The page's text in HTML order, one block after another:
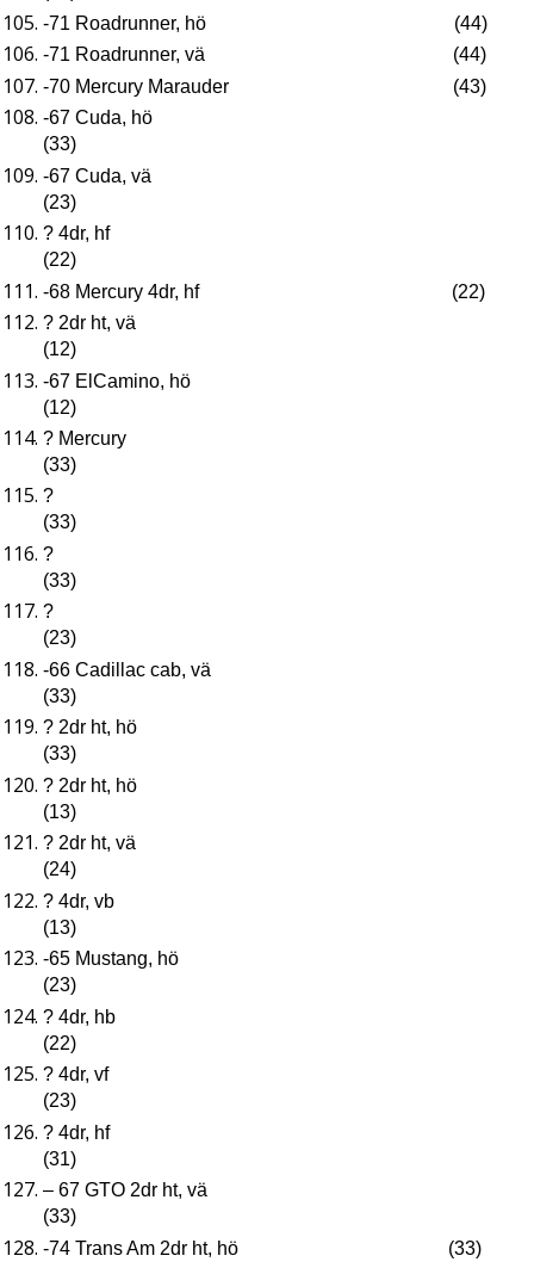
-71 Roadrunner, hö (44)
-71 Roadrunner, vä (44)
-70 Mercury Marauder (43)
-67 Cuda, hö
(33)
-67 Cuda, vä
(23)
? 4dr, hf
(22)
-68 Mercury 4dr, hf (22)
? 2dr ht, vä
(12)
-67 ElCamino, hö
(12)
? Mercury
(33)
?
(33)
?
(33)
?
(23)
-66 Cadillac cab, vä
(33)
? 2dr ht, hö
(33)
? 2dr ht, hö
(13)
? 2dr ht, vä
(24)
? 4dr, vb
(13)
-65 Mustang, hö
(23)
? 4dr, hb
(22)
? 4dr, vf
(23)
? 4dr, hf
(31)
– 67 GTO 2dr ht, vä
(33)
-74 Trans Am 2dr ht, hö (33)